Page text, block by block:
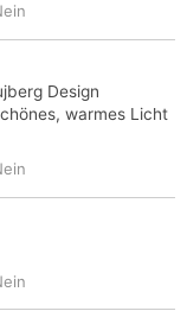
Design
warmes Licht